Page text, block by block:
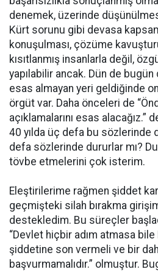
denemek, üzerinde
Kürt sorunu gibi devasa
konuşulması, çözüme
kısıtlanmış insanlarla değil,
yapılabilir ancak. Dün de bugün
esas almayan yeri geldiğinde
örgüt var. Daha önceleri de
açıklamalarını esas
40 yılda üç defa bu sözlerinde
defa sözlerinde dururlar mı?
tövbe etmelerini çok isterim.
Eleştirilerime rağmen şiddet
geçmişteki silah bırakma
destekledim. Bu süreçler
“Devlet hiçbir adım atmasa
şiddetine son vermeli ve bir
başvurmamalıdır.” olmuştur.